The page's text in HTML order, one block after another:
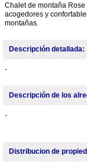
Chalet de montaña
acogedores y
montañas.
Descripción detallada:
-
Descripción de los
-
Distribucion de